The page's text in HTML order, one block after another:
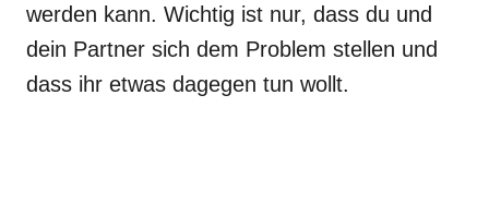
werden kann. Wichtig ist nur, dass du und
dein Partner sich dem Problem stellen und
dass ihr etwas dagegen tun wollt.